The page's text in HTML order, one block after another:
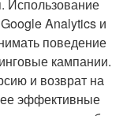
Использование
Analytics и
поведение
кампании.
и возврат на
эффективные